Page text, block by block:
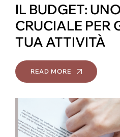
IL BUDGET:
CRUCIALE PER
TUA ATTIVITÀ
READ MORE